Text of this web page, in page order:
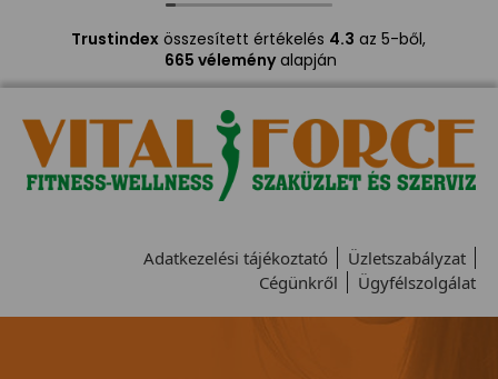
Trustindexösszesített értékelés 4.3 az 5-ből,
665 véleményalapján
Adatkezelési tájékoztató
Üzletszabályzat
Cégünkről
Ügyfélszolgálat